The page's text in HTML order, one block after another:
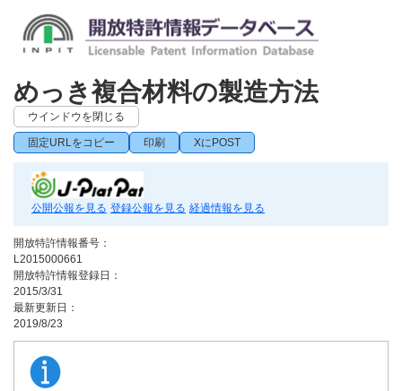
めっき複合材料の製造方法
ウインドウを閉じる
固定URLをコピー 印刷 XにPOST
公開公報を見る 登録公報を見る 経過情報を見る
開放特許情報番号：
L2015000661
開放特許情報登録日：
2015/3/31
最新更新日：
2019/8/23